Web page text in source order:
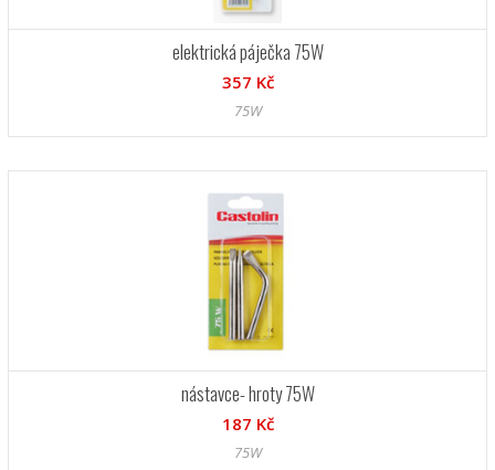
elektrická páječka 75W
357 Kč
75W
nástavce- hroty 75W
187 Kč
75W